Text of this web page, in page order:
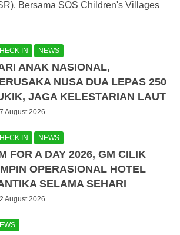
Bersama SOS Children's Villages
IN NEWS
ANAK NASIONAL,
NUSA DUA LEPAS 250
JAGA KELESTARIAN LAUT
7 August 2026
IN NEWS
FOR A DAY 2026, GM CILIK
OPERASIONAL HOTEL
SELAMA SEHARI
2 August 2026